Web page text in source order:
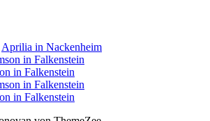
Aprilia in Nackenheim
in Falkenstein
in Falkenstein
in Falkenstein
in Falkenstein